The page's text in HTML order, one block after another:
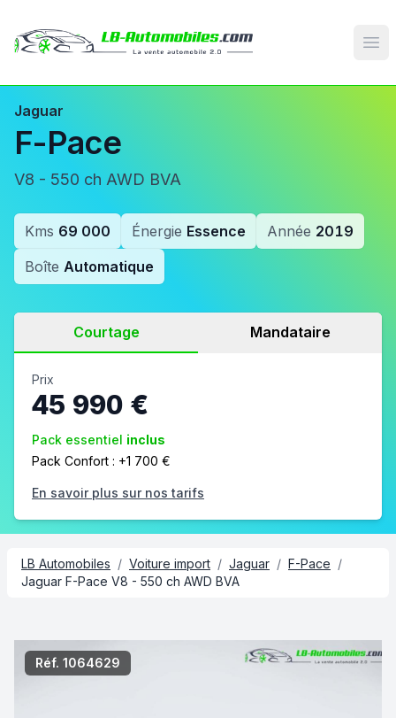
Jaguar
F-Pace
V8 - 550 ch AWD BVA
Kms 69 000 Énergie Essence Année 2019
Boîte Automatique
Courtage Mandataire
Prix
45 990 €
Pack essentiel inclus
Pack Confort : +1 700 €
En savoir plus sur nos tarifs
LB Automobiles / Voiture import / Jaguar / F-Pace /
Jaguar F-Pace V8 - 550 ch AWD BVA
Réf. 1064629